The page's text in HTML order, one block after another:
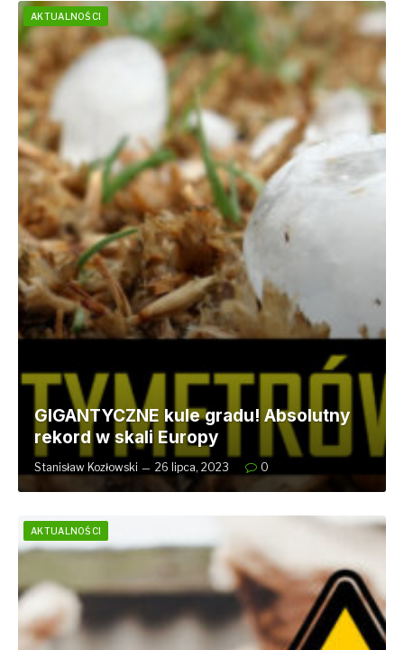
AKTUALNOŚCI
GIGANTYCZNE kule gradu! Absolutny
rekord w skali Europy
Stanisław Kozłowski 26 lipca, 2023 0
AKTUALNOŚCI